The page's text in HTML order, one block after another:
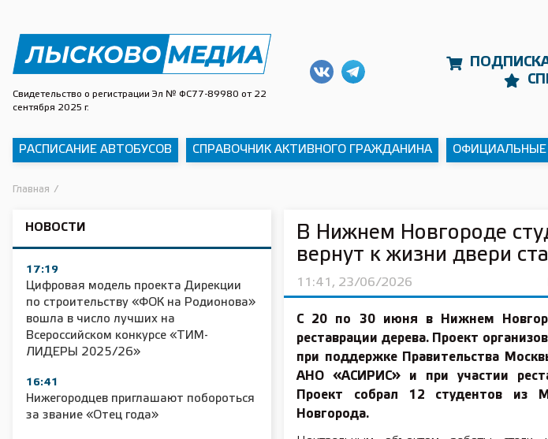
Свидетельство о регистрации Эл № ФС77-89980 от 22
сентября 2025 г.
РАСПИСАНИЕ АВТОБУСОВ СПРАВОЧНИК АКТИВНОГО ГРАЖДАНИНА ОФИЦИАЛЬНЫЕ
Главная /
НОВОСТИ
17:19
Цифровая модель проекта Дирекции
по строительству «ФОК на Родионова»
вошла в число лучших на
Всероссийском конкурсе «ТИМ-
ЛИДЕРЫ 2025/26»
16:41
Нижегородцев приглашают побороться
за звание «Отец года»
В Нижнем Новгороде
вернут к жизни двери
11:41, 23/06/2026
С 20 по 30 июня в Нижнем
реставрации дерева. Проект
при поддержке Правительства
АНО «АСИРИС» и при участии
Проект собрал 12 студентов из
Новгорода.